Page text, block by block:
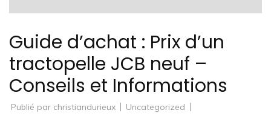
Guide d’achat : Prix d’un
tractopelle JCB neuf –
Conseils et Informations
Publié par christiandurieux
Uncategorized